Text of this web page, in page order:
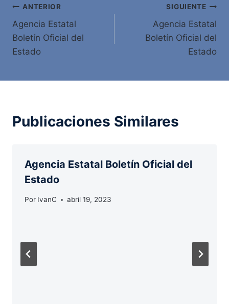
Navegación
de
entradas
ANTERIOR
Agencia Estatal
Boletín Oficial del
Estado
SIGUIENTE
Agencia Estatal
Boletín Oficial del
Estado
Publicaciones Similares
Agencia Estatal Boletín Oficial del
Estado
Por IvanC abril 19, 2023